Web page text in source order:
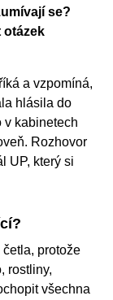
se?
otázek
a vzpomíná,
hlásila do
v kabinetech
Rozhovor
UP, který si
protože
rostliny,
všechna